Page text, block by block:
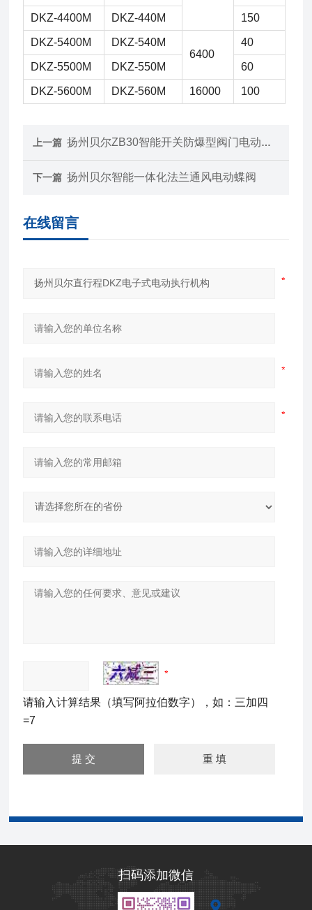
DKZ-4400M DKZ-440M 150
DKZ-5400M
DKZ-540M
6400
40
DKZ-5500M DKZ-550M 60
DKZ-5600M DKZ-560M 16000 100
上一篇 扬州贝尔ZB30智能开关防爆型阀门电动装置
下一篇 扬州贝尔智能一体化法兰通风电动蝶阀
在线留言
请输入计算结果（填写阿拉伯数字），如：三加四
=7
扫码添加微信